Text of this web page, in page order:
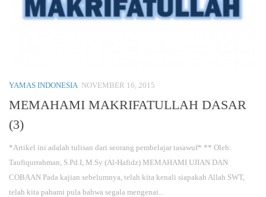
YAMAS INDONESIA NOVEMBER 16, 2015
MEMAHAMI MAKRIFATULLAH DASAR
(3)
*Artikel ini adalah tulisan dari seorang pembelajar tasawuf* ** Oleh:
Taufiqurrahman, S.Pd.I, M.Sy (Al-Hafidz) MEMAHAMI UJIAN DAN
COBAAN Pada kajian sebelumnya, telah kita kenali siapakah Allah SWT,
telah kita pahami pula bahwa segala mengenai...